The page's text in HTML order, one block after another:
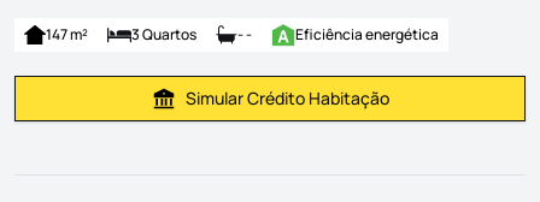
147 m² 3 Quartos - - Eficiência energética
Simular Prestação
Simular Crédito Habitação